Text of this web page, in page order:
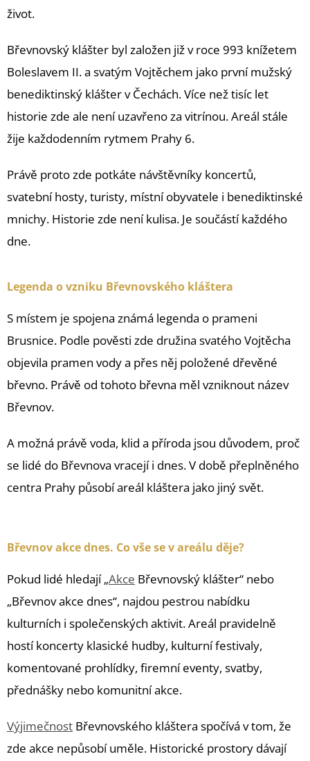
život.
Břevnovský klášter byl založen již v roce 993 knížetem
Boleslavem II. a svatým Vojtěchem jako první mužský
benediktinský klášter v Čechách. Více než tisíc let
historie zde ale není uzavřeno za vitrínou. Areál stále
žije každodenním rytmem Prahy 6.
Právě proto zde potkáte návštěvníky koncertů,
svatební hosty, turisty, místní obyvatele i benediktinské
mnichy. Historie zde není kulisa. Je součástí každého
dne.
Legenda o vzniku Břevnovského kláštera
S místem je spojena známá legenda o prameni
Brusnice. Podle pověsti zde družina svatého Vojtěcha
objevila pramen vody a přes něj položené dřevěné
břevno. Právě od tohoto břevna měl vzniknout název
Břevnov.
A možná právě voda, klid a příroda jsou důvodem, proč
se lidé do Břevnova vracejí i dnes. V době přeplněného
centra Prahy působí areál kláštera jako jiný svět.
Břevnov akce dnes. Co vše se v areálu děje?
Pokud lidé hledají „Akce Břevnovský klášter“ nebo
„Břevnov akce dnes“, najdou pestrou nabídku
kulturních i společenských aktivit. Areál pravidelně
hostí koncerty klasické hudby, kulturní festivaly,
komentované prohlídky, firemní eventy, svatby,
přednášky nebo komunitní akce.
Výjimečnost Břevnovského kláštera spočívá v tom, že
zde akce nepůsobí uměle. Historické prostory dávají